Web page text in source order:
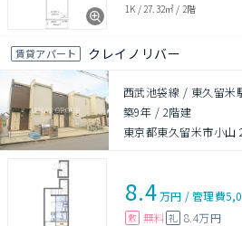
1K / 27.32㎡ / 2階
賃貸アパート クレイノリバー
西武池袋線 / 東久留米
築9年 / 2階建
東京都東久留米市小山
8.4万円 /管理費
敷 無料 礼 8.4万円